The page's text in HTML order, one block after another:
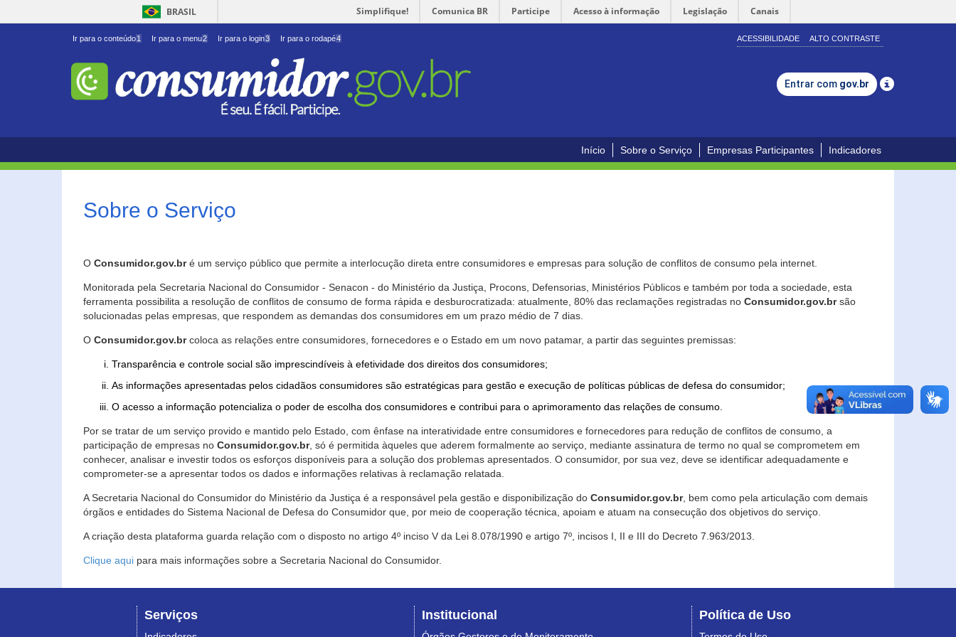
BRASIL Simplifique! Comunica BR Participe Acesso à informação Legislação Canais
Ir para o conteúdo1 Ir para o menu2 Ir para o login3 Ir para o rodapé4 ACESSIBILIDADE ALTO CONTRASTE
Entrar com gov.br
Início Sobre o Serviço Empresas Participantes Indicadores
Sobre o Serviço
O Consumidor.gov.bré um serviço público que permite a interlocução direta entre consumidores e empresas para solução de conflitos de consumo pela internet.
Monitorada pela Secretaria Nacional do Consumidor - Senacon - do Ministério da Justiça, Procons, Defensorias, Ministérios Públicos e também por toda a sociedade, esta
ferramenta possibilita a resolução de conflitos de consumo de forma rápida e desburocratizada: atualmente, 80% das reclamações registradas no Consumidor.gov.brsão
solucionadas pelas empresas, que respondem as demandas dos consumidores em um prazo médio de 7 dias.
O Consumidor.gov.brcoloca as relações entre consumidores, fornecedores e o Estado em um novo patamar, a partir das seguintes premissas:
Transparência e controle social são imprescindíveis à efetividade dos direitos dos consumidores;
As informações apresentadas pelos cidadãos consumidores são estratégicas para gestão e execução de políticas públicas de defesa do consumidor;
O acesso a informação potencializa o poder de escolha dos consumidores e contribui para o aprimoramento das relações de consumo.
Por se tratar de um serviço provido e mantido pelo Estado, com ênfase na interatividade entre consumidores e fornecedores para redução de conflitos de consumo, a
participação de empresas no Consumidor.gov.br, só é permitida àqueles que aderem formalmente ao serviço, mediante assinatura de termo no qual se comprometem em
conhecer, analisar e investir todos os esforços disponíveis para a solução dos problemas apresentados. O consumidor, por sua vez, deve se identificar adequadamente e
comprometer-se a apresentar todos os dados e informações relativas à reclamação relatada.
A Secretaria Nacional do Consumidor do Ministério da Justiça é a responsável pela gestão e disponibilização do Consumidor.gov.br, bem como pela articulação com demais
órgãos e entidades do Sistema Nacional de Defesa do Consumidor que, por meio de cooperação técnica, apoiam e atuam na consecução dos objetivos do serviço.
A criação desta plataforma guarda relação com o disposto no artigo 4º inciso V da Lei 8.078/1990 e artigo 7º, incisos I, II e III do Decreto 7.963/2013.
Clique aqui para mais informações sobre a Secretaria Nacional do Consumidor.
Serviços Institucional Política de Uso